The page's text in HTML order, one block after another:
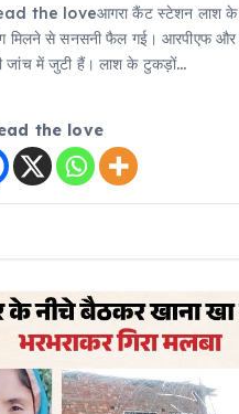
the loveआगरा कैंट स्टेशन लाश के
मिलने से सनसनी फैल गई। आरपीएफ और
जांच में जुटी हैं। लाश के टुकड़ों…
the love